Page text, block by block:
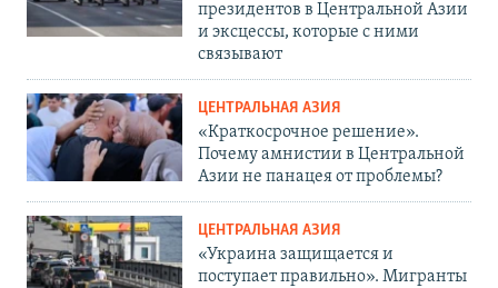
президентов в Центральной Азии
и эксцессы, которые с ними
связывают
ЦЕНТРАЛЬНАЯ АЗИЯ
«Краткосрочное решение».
Почему амнистии в Центральной
Азии не панацея от проблемы?
ЦЕНТРАЛЬНАЯ АЗИЯ
«Украина защищается и
поступает правильно». Мигранты